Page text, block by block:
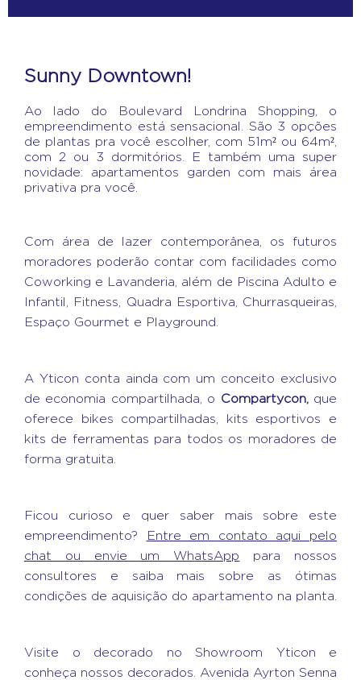
Sunny Downtown!
Ao lado do Boulevard Londrina Shopping, o
empreendimento está sensacional. São 3 opções
de plantas pra você escolher, com 51m² ou 64m²,
com 2 ou 3 dormitórios. E também uma super
novidade: apartamentos garden com mais área
privativa pra você.
Com área de lazer contemporânea, os futuros
moradores poderão contar com facilidades como
Coworking e Lavanderia, além de Piscina Adulto e
Infantil, Fitness, Quadra Esportiva, Churrasqueiras,
Espaço Gourmet e Playground.
A Yticon conta ainda com um conceito exclusivo
de economia compartilhada, o Compartycon,que
oferece bikes compartilhadas, kits esportivos e
kits de ferramentas para todos os moradores de
forma gratuita.
Ficou curioso e quer saber mais sobre este
empreendimento?
Entre em contato aqui pelo
chat ou envie um WhatsApp para nossos
consultores e saiba mais sobre as ótimas
condições de aquisição do apartamento na planta.
Visite o decorado no Showroom Yticon e
conheça nossos decorados. Avenida Ayrton Senna